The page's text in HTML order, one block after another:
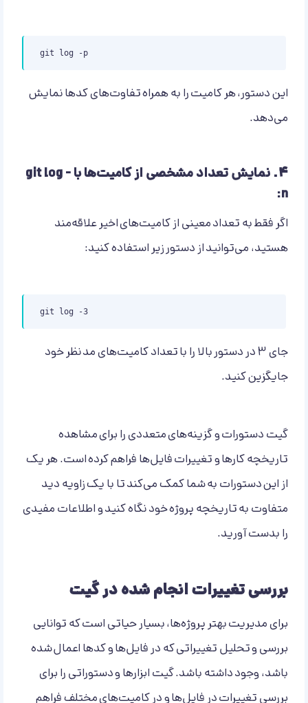
git log -p
این دستور، هر کامیت را به همراه تفاوت‌های کدها نمایش
می‌دهد.
۴.
نمایش تعداد مشخصی از کامیت‌ها با git log -
n:
اگر فقط به تعداد معینی از کامیت‌های اخیر علاقه‌مند
هستید، می‌توانید از دستور زیر استفاده کنید:
git log -3
جای 3 در دستور بالا را با تعداد کامیت‌های مد نظر خود
جایگزین کنید.
گیت دستورات و گزینه‌های متعددی را برای مشاهده
تاریخچه کارها و تغییرات فایل‌ها فراهم کرده است. هر یک
از این دستورات به شما کمک می‌کند تا با یک زاویه دید
متفاوت به تاریخچه پروژه خود نگاه کنید و اطلاعات مفیدی
را بدست آورید.
بررسی تغییرات انجام شده در گیت
برای مدیریت بهتر پروژه‌ها، بسیار حیاتی است که توانایی
بررسی و تحلیل تغییراتی که در فایل‌ها و کدها اعمال شده
باشد، وجود داشته باشد. گیت ابزارها و دستوراتی را برای
بررسی تغییرات در فایل‌ها و در کامیت‌های مختلف فراهم